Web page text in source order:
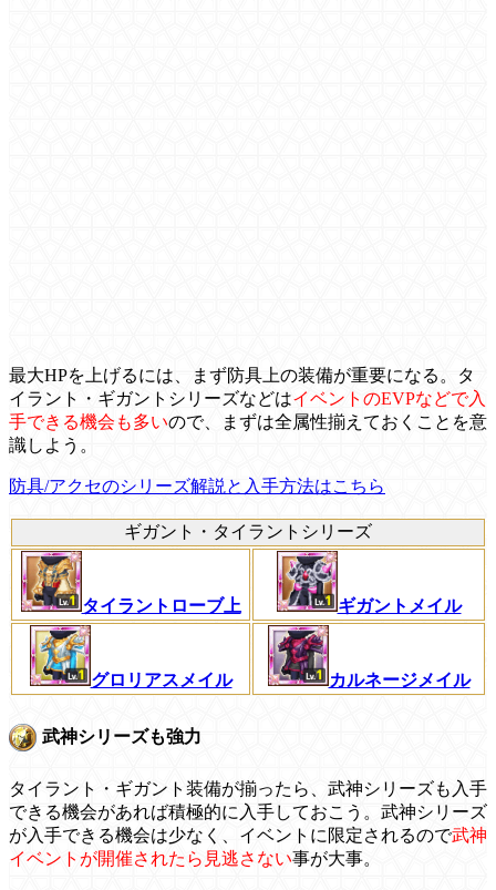
最大HPを上げるには、まず防具上の装備が重要になる。タ
イラント・ギガントシリーズなどはイベントのEVPなどで入
手できる機会も多いので、まずは全属性揃えておくことを意
識しよう。
防具/アクセのシリーズ解説と入手方法はこちら
ギガント・タイラントシリーズ
タイラントローブ上 ギガントメイル
グロリアスメイル カルネージメイル
武神シリーズも強力
タイラント・ギガント装備が揃ったら、武神シリーズも入手
できる機会があれば積極的に入手しておこう。武神シリーズ
が入手できる機会は少なく、イベントに限定されるので武神
イベントが開催されたら見逃さない事が大事。